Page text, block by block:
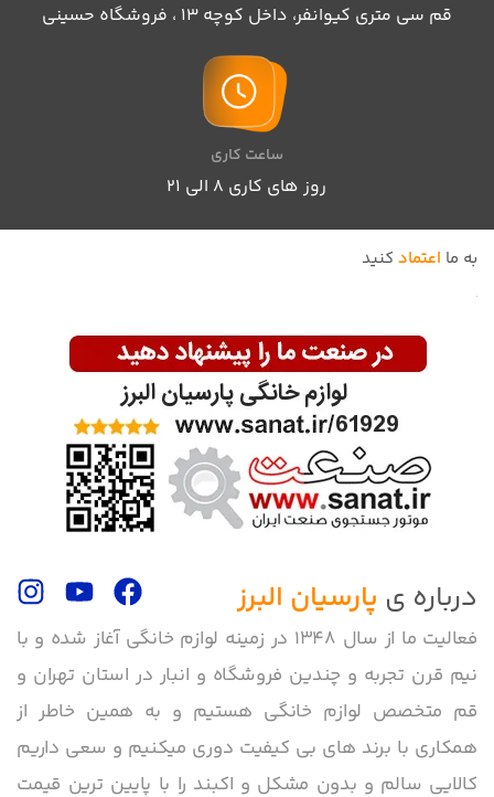
قم سی متری کیوانفر، داخل کوچه 13 ، فروشگاه حسینی
ساعت کاری
روز های کاری 8 الی ۲۱
درباره ی پارسیان البرز
فعالیت ما از سال 1348 در زمینه لوازم خانگی آغاز شده و با
نیم قرن تجربه و چندین فروشگاه و انبار در استان تهران و
قم متخصص لوازم خانگی هستیم و به همین خاطر از
همکاری با برند های بی کیفیت دوری میکنیم و سعی داریم
کالایی سالم و بدون مشکل و اکبند را با پایین ترین قیمت
به ما اعتماد کنید